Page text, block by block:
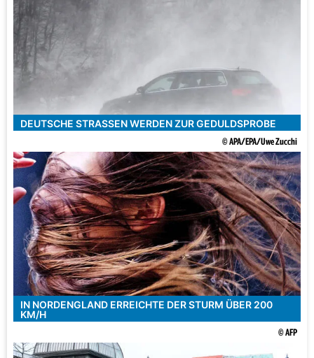
DEUTSCHE STRASSEN WERDEN ZUR GEDULDSPROBE
© APA/EPA/Uwe Zucchi
IN NORDENGLAND ERREICHTE DER STURM ÜBER 200
KM/H
© AFP